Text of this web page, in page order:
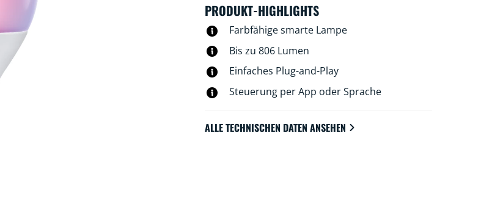
mit 16 Millionen Farben oder einem
warmweißen bis kaltweißen Licht. Du kannst
Zeitpläne zum Ein- und Ausschalten des
Lichts für Deine täglichen oder
wöchentlichen Aktivitäten einrichten oder
das Licht mit Deinem Smartphone oder
Deiner Stimme steuern. Bei Abwesenheit
WiZ-Lampen verbinden sich ohne zusätzliche
PRODUKT-HIGHLIGHTS
Farbfähige smarte Lampe
Bis zu 806 Lumen
Einfaches Plug-and-Play
Steuerung per App oder Sprache
ALLE TECHNISCHEN DATEN ANSEHEN